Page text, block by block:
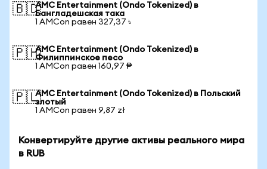
🇧🇩AMC Entertainment (Ondo Tokenized) в
Бангладешская така
1 AMCon равен 327,37 ৳
🇵🇭AMC Entertainment (Ondo Tokenized) в
Филиппинское песо
1 AMCon равен 160,97 ₱
🇵🇱AMC Entertainment (Ondo Tokenized) в Польский
злотый
1 AMCon равен 9,87 zł
Конвертируйте другие активы реального мира
в RUB